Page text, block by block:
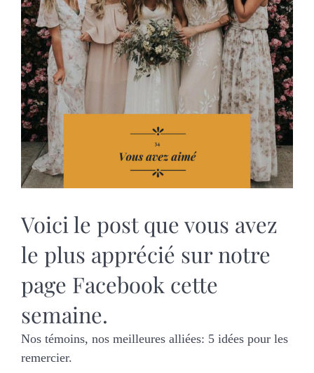
NOS ACTIVITES
CONTACT
CGV
Voici le post que vous avez
le plus apprécié sur notre
page Facebook cette
semaine.
Nos témoins, nos meilleures alliées: 5 idées pour les
remercier.